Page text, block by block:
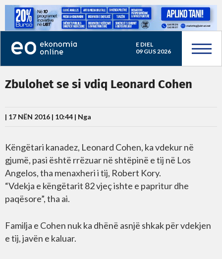
E DIEL
09 GUS 2026
Zbulohet se si vdiq Leonard Cohen
| 17 NËN 2016 | 10:44 | Nga
Këngëtari kanadez, Leonard Cohen, ka vdekur në
gjumë, pasi është rrëzuar në shtëpinë e tij në Los
Angelos, tha menaxheri i tij, Robert Kory.
“Vdekja e këngëtarit 82 vjeç ishte e papritur dhe
paqësore”, tha ai.
Familja e Cohen nuk ka dhënë asnjë shkak për vdekjen
e tij, javën e kaluar.